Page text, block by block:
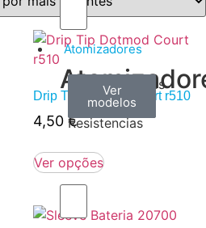
Atomizadores
Claromizadores
Ver
modelos
Reconstruíveis
Ver
modelos
Resistencias
Ver
modelos
Drip Tip Dotmod Court r510
4,50 €
Ver opções